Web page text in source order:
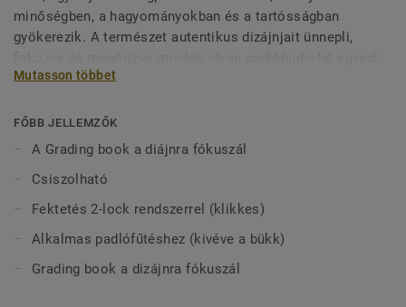
minőségben, a hagyományokban és a tartósságban
gyökerezik. A természet autentikus dizájnjait ünnepli,
karakterét, amely soha nem megy ki a divatból. A Pure
Mutasson többet
FŐBB JELLEMZŐK
A Grading book a diájnra fókuszál
Csiszolható
Fektetés 2-lock rendszerrel (klikkes)
Alkalmas padlófűtéshez (kivéve a bükk)
Grading book a dizájnra fókuszál